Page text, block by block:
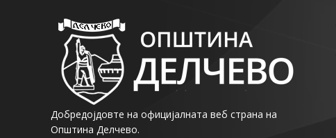
Добредојдовте на официјалната веб страна на
Општина Делчево.